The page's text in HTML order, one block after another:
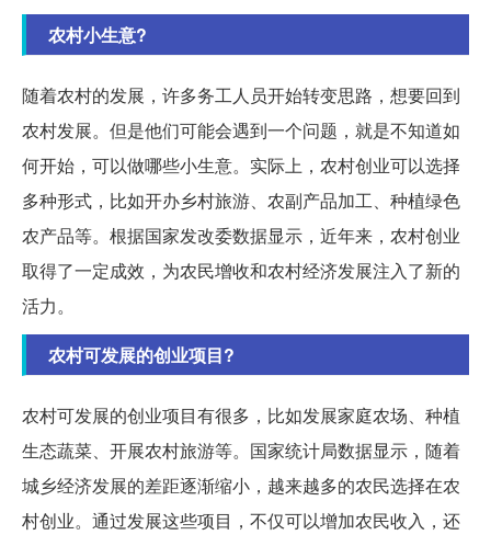
农村小生意?
随着农村的发展，许多务工人员开始转变思路，想要回到
农村发展。但是他们可能会遇到一个问题，就是不知道如
何开始，可以做哪些小生意。实际上，农村创业可以选择
多种形式，比如开办乡村旅游、农副产品加工、种植绿色
农产品等。根据国家发改委数据显示，近年来，农村创业
取得了一定成效，为农民增收和农村经济发展注入了新的
活力。
农村可发展的创业项目?
农村可发展的创业项目有很多，比如发展家庭农场、种植
生态蔬菜、开展农村旅游等。国家统计局数据显示，随着
城乡经济发展的差距逐渐缩小，越来越多的农民选择在农
村创业。通过发展这些项目，不仅可以增加农民收入，还